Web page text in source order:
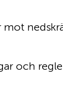
mot
och